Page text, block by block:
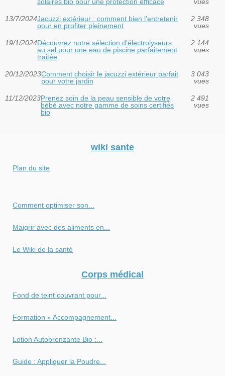
solaires bio pour une protection efficace
vues
13/7/2024Jacuzzi extérieur : comment bien l'entretenir
pour en profiter pleinement
2 348
vues
19/1/2024Découvrez notre sélection d'électrolyseurs
au sel pour une eau de piscine parfaitement
traitée
2 144
vues
20/12/2023Comment choisir le jacuzzi extérieur parfait
pour votre jardin
3 043
vues
11/12/2023Prenez soin de la peau sensible de votre
bébé avec notre gamme de soins certifiés
bio
2 491
vues
wiki sante
Plan du site
Comment optimiser son...
Maigrir avec des aliments en...
Le Wiki de la santé
Corps médical
Fond de teint couvrant pour...
Formation « Accompagnement...
Lotion Autobronzante Bio :...
Guide : Appliquer la Poudre...